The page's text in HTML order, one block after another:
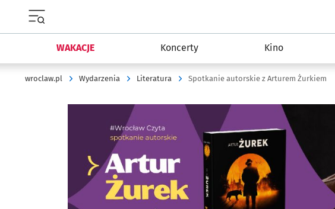
WAKACJE Koncerty Kino
wroclaw.pl Wydarzenia Literatura Spotkanie autorskie z Arturem Żurkiem
Kliknij, aby powiększyć